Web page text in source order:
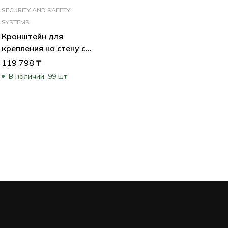
SECURITY AND SAFETY
SYSTEMS
Кронштейн для
крепления на стену с
соединительными
проводами ( Pendant
119 798₸
В наличии, 99 шт